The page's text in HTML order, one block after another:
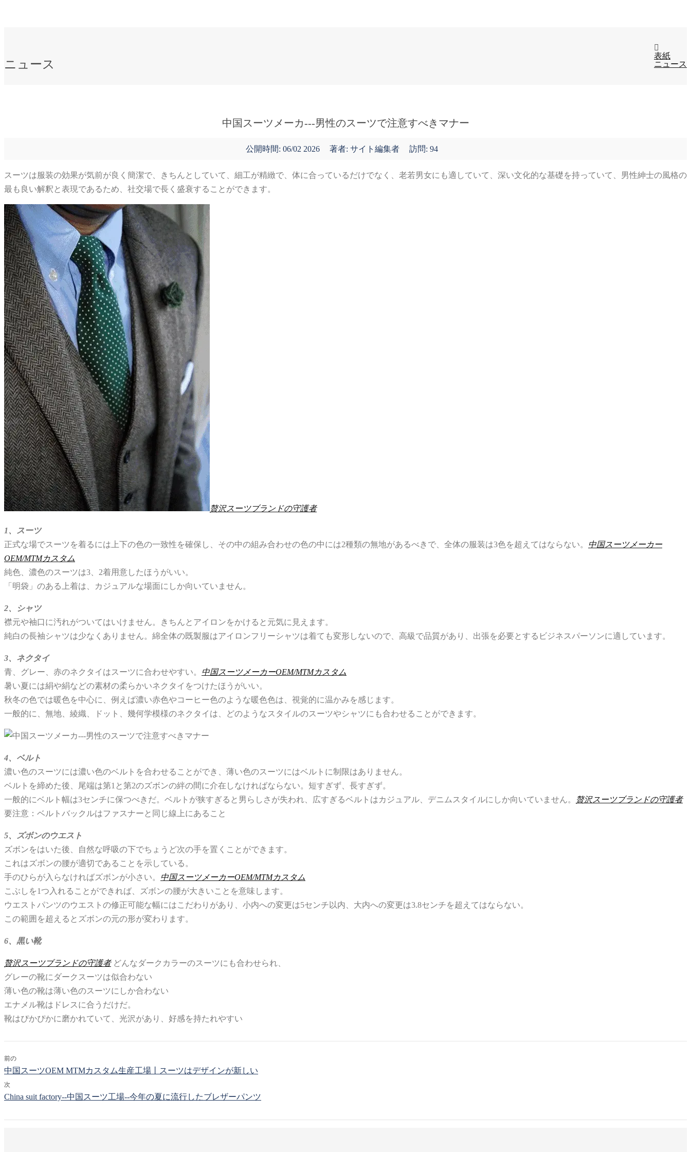
ニュース
表紙
ニュース
中国スーツメーカ---男性のスーツで注意すべきマナー
公開時間: 06/02 2026 著者: サイト編集者 訪問: 94
スーツは服装の効果が気前が良く簡潔で、きちんとしていて、細工が精緻で、体に合っているだけでなく、老若男女にも適していて、深い文化的な基礎を持っていて、男性紳士の風格の
最も良い解釈と表現であるため、社交場で長く盛衰することができます。
贅沢スーツブランドの守護者
1、スーツ
正式な場でスーツを着るには上下の色の一致性を確保し、その中の組み合わせの色の中には2種類の無地があるべきで、全体の服装は3色を超えてはならない。 中国スーツメーカー
OEM/MTMカスタム
純色、濃色のスーツは3、2着用意したほうがいい。
「明袋」のある上着は、カジュアルな場面にしか向いていません。
2、シャツ
襟元や袖口に汚れがついてはいけません。きちんとアイロンをかけると元気に見えます。
純白の長袖シャツは少なくありません。綿全体の既製服はアイロンフリーシャツは着ても変形しないので、高級で品質があり、出張を必要とするビジネスパーソンに適しています。
3、ネクタイ
青、グレー、赤のネクタイはスーツに合わせやすい。 中国スーツメーカーOEM/MTMカスタム
暑い夏には絹や絹などの素材の柔らかいネクタイをつけたほうがいい。
秋冬の色では暖色を中心に、例えば濃い赤色やコーヒー色のような暖色色は、視覚的に温かみを感じます。
一般的に、無地、綾織、ドット、幾何学模様のネクタイは、どのようなスタイルのスーツやシャツにも合わせることができます。
4、ベルト
濃い色のスーツには濃い色のベルトを合わせることができ、薄い色のスーツにはベルトに制限はありません。
ベルトを締めた後、尾端は第1と第2のズボンの絆の間に介在しなければならない。短すぎず、長すぎず。
一般的にベルト幅は3センチに保つべきだ。ベルトが狭すぎると男らしさが失われ、広すぎるベルトはカジュアル、デニムスタイルにしか向いていません。
贅沢スーツブランドの守護者
要注意：ベルトバックルはファスナーと同じ線上にあること
5、ズボンのウエスト
ズボンをはいた後、自然な呼吸の下でちょうど次の手を置くことができます。
これはズボンの腰が適切であることを示している。
手のひらが入らなければズボンが小さい。 中国スーツメーカーOEM/MTMカスタム
こぶしを1つ入れることができれば、ズボンの腰が大きいことを意味します。
ウエストパンツのウエストの修正可能な幅にはこだわりがあり、小内への変更は5センチ以内、大内への変更は3.8センチを超えてはならない。
この範囲を超えるとズボンの元の形が変わります。
6、黒い靴
贅沢スーツブランドの守護者 どんなダークカラーのスーツにも合わせられ、
グレーの靴にダークスーツは似合わない
薄い色の靴は薄い色のスーツにしか合わない
エナメル靴はドレスに合うだけだ。
靴はぴかぴかに磨かれていて、光沢があり、好感を持たれやすい
前の
中国スーツOEM MTMカスタム生産工場丨スーツはデザインが新しい
次
China suit factory--中国スーツ工場--今年の夏に流行したブレザーパンツ